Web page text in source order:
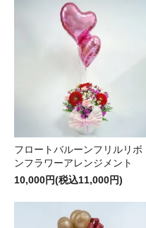
フロートバルーンフリルリボ
ンフラワーアレンジメント
10,000円(税込11,000円)